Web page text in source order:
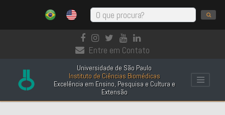
Entre em Contato
Universidade de São Paulo
Instituto de Ciências Biomédicas
Excelência em Ensino, Pesquisa e Cultura e
Extensão